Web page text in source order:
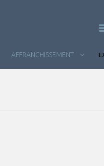
AFFRANCHISSEMENT